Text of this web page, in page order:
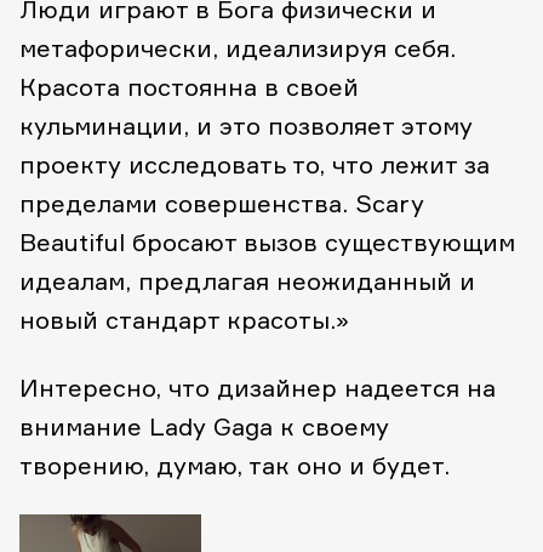
Люди играют в Бога физически и
метафорически, идеализируя себя.
Красота постоянна в своей
кульминации, и это позволяет этому
проекту исследовать то, что лежит за
пределами совершенства. Scary
Beautiful бросают вызов существующим
идеалам, предлагая неожиданный и
новый стандарт красоты.»
Интересно, что дизайнер надеется на
внимание Lady Gaga к своему
творению, думаю, так оно и будет.